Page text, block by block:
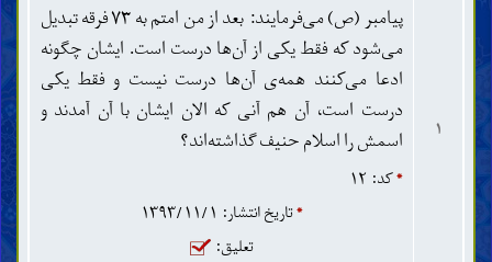
حمایت کند! همه دشمنشان شده‌اند! ایشان اگر کمی
سیاست می‌داشت لااقل در ابتدای حرکتش یک کس را
برای خودش نگاه می‌داشت و همه را از خودش نمی‌راند!
به هر حال، الآن هیچ کس ایشان را دوست خود نمی‌داند
و همه در برابر ایشان موضع گرفته‌اند و از ایران تا عربستان
و از داعش تا آمریکا همه در یک جبهه قرار گرفته‌اند و
ایشان در یک جبهه! با این حساب، معلوم است که کار
ایشان به نتیجه نمی‌رسد و شکستشان حتمی است! ایشان
۱
پیامبر (ص) می‌فرمایند: بعد از من امتم به ۷۳ فرقه تبدیل
می‌شود که فقط یکی از آن‌ها درست است. ایشان چگونه
ادعا می‌کنند همه‌ی آن‌ها درست نیست و فقط یکی
درست است‌، آن هم آنی که الان ایشان با آن آمدند و
اسمش را اسلام حنیف گذاشته‌اند؟
*کد: ۱۲
*تاریخ انتشار: ۱۳۹۳/۱۱/۱
تعلیق: